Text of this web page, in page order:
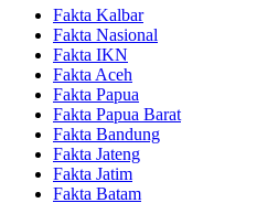
Fakta Kalbar
Fakta Nasional
Fakta IKN
Fakta Aceh
Fakta Papua
Fakta Papua Barat
Fakta Bandung
Fakta Jateng
Fakta Jatim
Fakta Batam